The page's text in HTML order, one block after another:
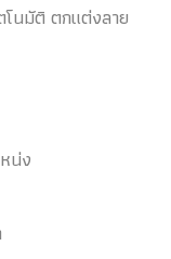
นมัติ ตกแต่งลาย
น่ง